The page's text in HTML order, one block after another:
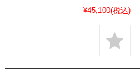
¥45,100(税込)